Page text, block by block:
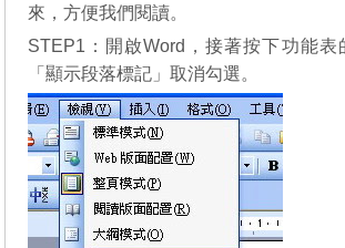
來，方便我們閱讀。
STEP1：開啟Word，接著按下功能表
「顯示段落標記」取消勾選。